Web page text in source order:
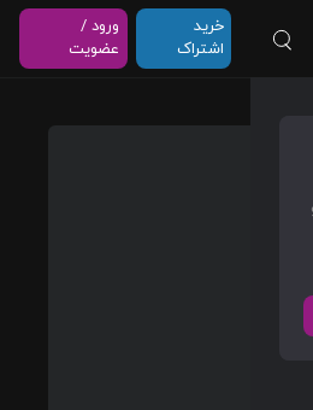
خرید
اشتراک
ورود /
عضویت